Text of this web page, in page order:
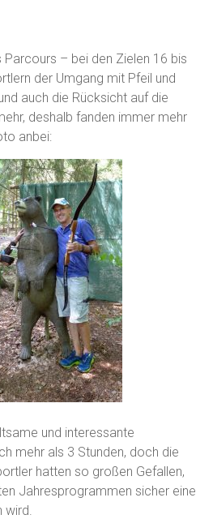
– bei den Zielen 16 bis
der Umgang mit Pfeil und
auch die Rücksicht auf die
deshalb fanden immer mehr
anbei:
und interessante
mehr als 3 Stunden, doch die
hatten so großen Gefallen,
Jahresprogrammen sicher eine
wird.